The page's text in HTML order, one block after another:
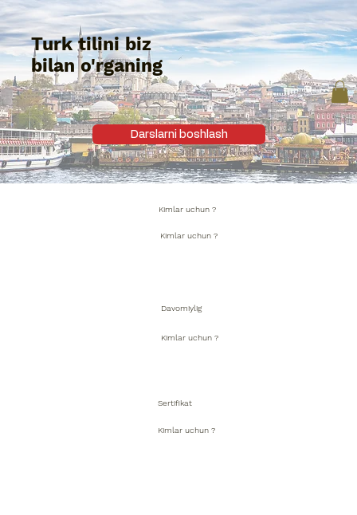
Turk tilini biz
bilan o'rganing
Darslarni boshlash
Kimlar uchun ?
Kimlar uchun ?
Davomiylig
Kimlar uchun ?
Sertifikat
Kimlar uchun ?